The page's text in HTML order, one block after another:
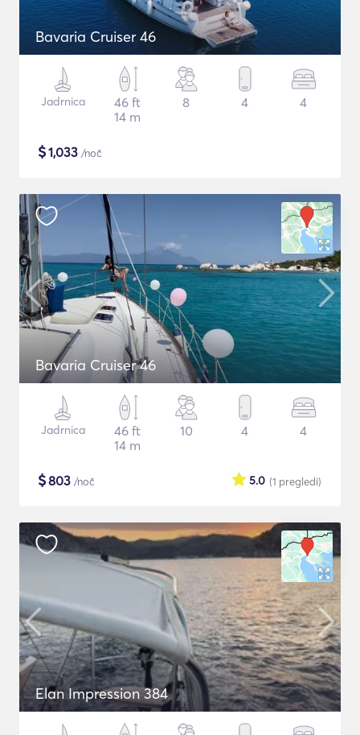
Bavaria Cruiser 46
Jadrnica
46 ft
14 m
8 4 4
$1,033 /noč
Bavaria Cruiser 46
Jadrnica
46 ft
14 m
10 4 4
$803 /noč (1 pregledi)
5.0
Elan Impression 384